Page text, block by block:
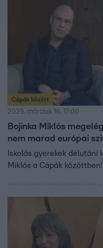
Cápák között
2025. március 16. 17:00
Bojinka Miklós
nem marad európai
Iskolás gyerekek
Miklós a Cápák